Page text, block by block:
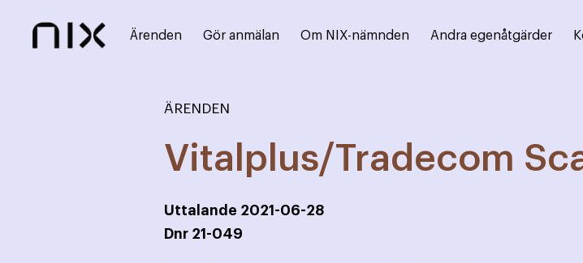
Ärenden Gör anmälan Om NIX-nämnden Andra egenåtgärder
ÄRENDEN
Vitalplus/Tradecom
Uttalande 2021-06-28
Dnr 21-049